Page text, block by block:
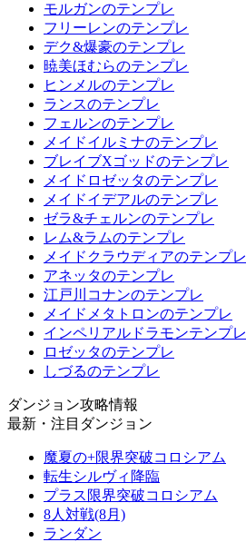
モルガンのテンプレ
フリーレンのテンプレ
デク&爆豪のテンプレ
暁美ほむらのテンプレ
ヒンメルのテンプレ
ランスのテンプレ
フェルンのテンプレ
メイドイルミナのテンプレ
ブレイブXゴッドのテンプレ
メイドロゼッタのテンプレ
メイドイデアルのテンプレ
ゼラ&チェルンのテンプレ
レム&ラムのテンプレ
メイドクラウディアのテンプレ
アネッタのテンプレ
江戸川コナンのテンプレ
メイドメタトロンのテンプレ
インペリアルドラモンテンプレ
ロゼッタのテンプレ
しづるのテンプレ
ダンジョン攻略情報
最新・注目ダンジョン
魔夏の+限界突破コロシアム
転生シルヴィ降臨
プラス限界突破コロシアム
8人対戦(8月)
ランダン